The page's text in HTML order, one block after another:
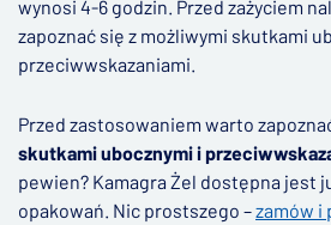
wynosi 4-6 godzin. Przed zażyciem
zapoznać się z możliwymi skutkami
przeciwwskazaniami.
Przed zastosowaniem warto
skutkami ubocznymi i
pewien? Kamagra Żel dostępna jest
opakowań. Nic prostszego –zamów i